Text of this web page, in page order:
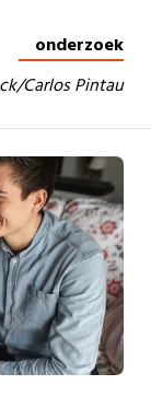
onderzoek
Carlos Pintau